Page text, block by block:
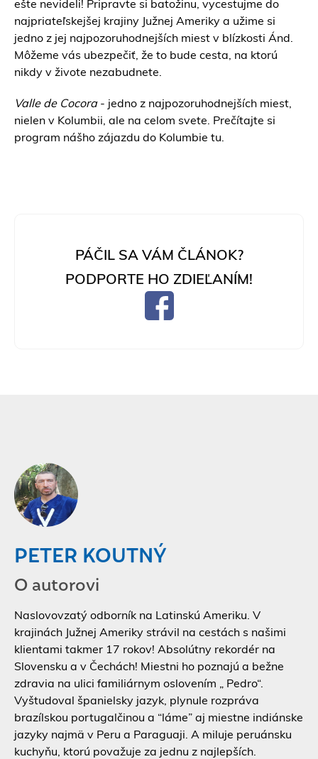
ešte nevideli! Pripravte si batožinu, vycestujme do
najpriateľskejšej krajiny Južnej Ameriky a užime si
jedno z jej najpozoruhodnejších miest v blízkosti Ánd.
Môžeme vás ubezpečiť, že to bude cesta, na ktorú
nikdy v živote nezabudnete.
Valle de Cocora - jedno z najpozoruhodnejších miest,
nielen v Kolumbii , ale na celom svete. Prečítajte si
program nášho zájazdu do Kolumbie tu.
PÁČIL SA VÁM ČLÁNOK?
PODPORTE HO ZDIEĽANÍM!
PETER KOUTNÝ
O autorovi
Naslovovzatý odborník na Latinskú Ameriku. V
krajinách Južnej Ameriky strávil na cestách s našimi
klientami takmer 17 rokov! Absolútny rekordér na
Slovensku a v Čechách! Miestni ho poznajú a bežne
zdravia na ulici familiárnym oslovením „ Pedro“.
Vyštudoval španielsky jazyk, plynule rozpráva
brazílskou portugalčinou a “láme” aj miestne indiánske
jazyky najmä v Peru a Paraguaji. A miluje peruánsku
kuchyňu, ktorú považuje za jednu z najlepších.